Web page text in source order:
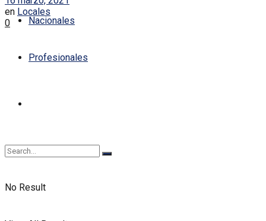
Nacionales
Profesionales
No Result
en Locales
0